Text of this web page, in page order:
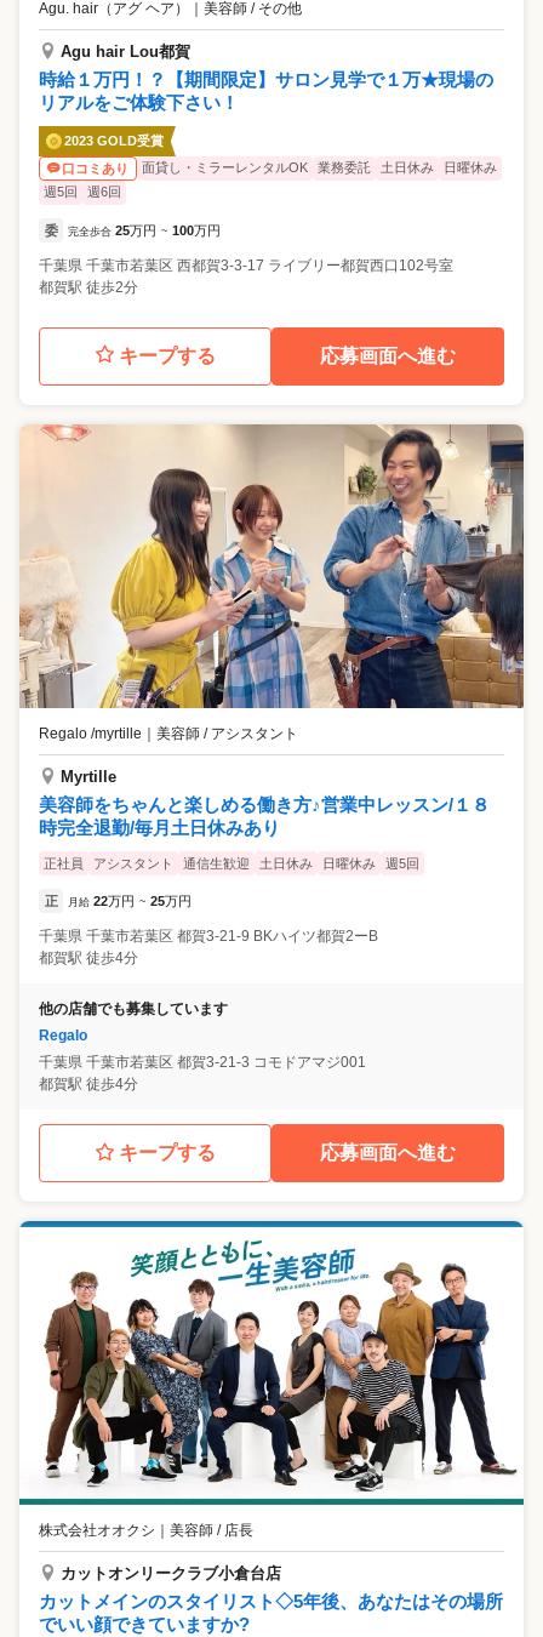
Agu. hair（アグ ヘア） ｜ 美容師 / その他
Agu hair Lou都賀
時給１万円！？【期間限定】サロン見学で１万★現場の
リアルをご体験下さい！
2023 GOLD受賞
口コミあり
面貸し・ミラーレンタルOK 業務委託 土日休み
日曜休み
週5回
週6回
委 完全歩合 25万円 ~ 100万円
千葉県 千葉市若葉区 ⻄都賀3-3-17 ライブリー都賀西口102号室
都賀駅 徒歩2分
キープする 応募画面へ進む
Regalo /myrtille 美容師 / アシスタント
Myrtille
美容師をちゃんと楽しめる働き方♪営業中レッスン/１８
時完全退勤/毎月土日休みあり
正社員 アシスタント 通信生歓迎 土日休み 日曜休み 週5回
正 月給 22万円 ~ 25万円
千葉県 千葉市若葉区 都賀3-21-9 BKハイツ都賀2ーB
都賀駅 徒歩4分
他の店舗でも募集しています
Regalo
千葉県 千葉市若葉区 都賀3-21-3 コモドアマジ001
都賀駅 徒歩4分
キープする 応募画面へ進む
株式会社オオクシ 美容師 / 店長
カットオンリークラブ小倉台店
カットメインのスタイリスト◇5年後、あなたはその場所
でいい顔できていますか?